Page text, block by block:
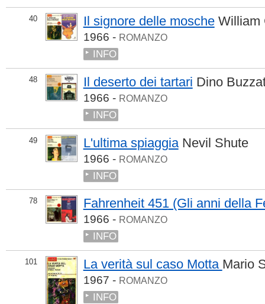
40 Il signore delle mosche William
1966 - ROMANZO
INFO
48 Il deserto dei tartari Dino
1966 - ROMANZO
INFO
49 L'ultima spiaggia Nevil Shute
1966 - ROMANZO
INFO
78 Fahrenheit 451 (Gli anni della
1966 - ROMANZO
INFO
101 La verità sul caso Motta Mario
1967 - ROMANZO
INFO